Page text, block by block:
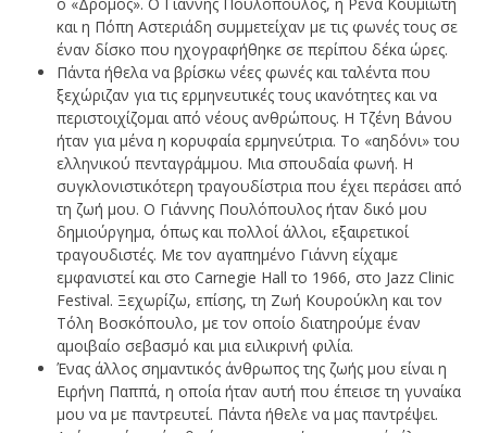
και η Πόπη Αστεριάδη συμμετείχαν με τις φωνές τους σε
έναν δίσκο που ηχογραφήθηκε σε περίπου δέκα ώρες.
Πάντα ήθελα να βρίσκω νέες φωνές και ταλέντα που
ξεχώριζαν για τις ερμηνευτικές τους ικανότητες και να
περιστοιχίζομαι από νέους ανθρώπους. Η Τζένη Βάνου
ήταν για μένα η κορυφαία ερμηνεύτρια. Το «αηδόνι» του
ελληνικού πενταγράμμου. Μια σπουδαία φωνή. Η
συγκλονιστικότερη τραγουδίστρια που έχει περάσει από
τη ζωή μου. Ο Γιάννης Πουλόπουλος ήταν δικό μου
δημιούργημα, όπως και πολλοί άλλοι, εξαιρετικοί
τραγουδιστές. Με τον αγαπημένο Γιάννη είχαμε
εμφανιστεί και στο Carnegie Hall το 1966, στο Jazz Clinic
Festival. Ξεχωρίζω, επίσης, τη Ζωή Κουρούκλη και τον
Τόλη Βοσκόπουλο, με τον οποίο διατηρούμε έναν
αμοιβαίο σεβασμό και μια ειλικρινή φιλία.
Ένας άλλος σημαντικός άνθρωπος της ζωής μου είναι η
Ειρήνη Παππά, η οποία ήταν αυτή που έπεισε τη γυναίκα
μου να με παντρευτεί. Πάντα ήθελε να μας παντρέψει.